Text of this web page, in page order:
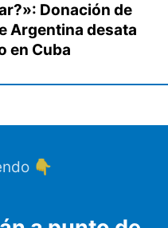
Donación de
Argentina desata
en Cuba
👇